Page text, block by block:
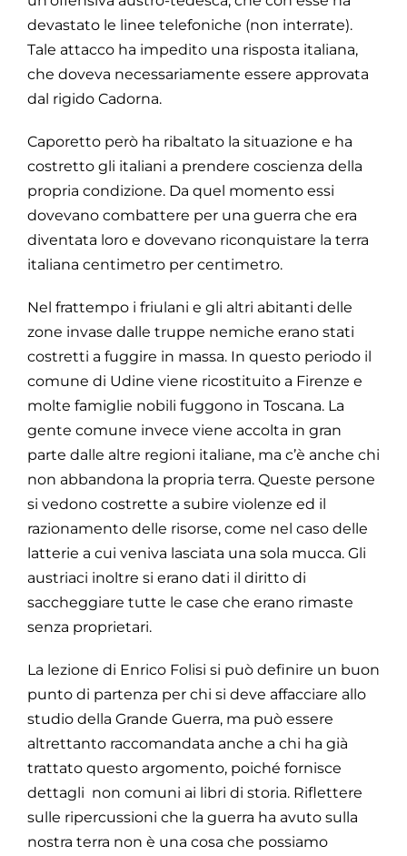
devastato le linee telefoniche (non interrate).
Tale attacco ha impedito una risposta italiana,
che doveva necessariamente essere approvata
dal rigido Cadorna.
Caporetto però ha ribaltato la situazione e ha
costretto gli italiani a prendere coscienza della
propria condizione. Da quel momento essi
dovevano combattere per una guerra che era
diventata loro e dovevano riconquistare la terra
italiana centimetro per centimetro.
Nel frattempo i friulani e gli altri abitanti delle
zone invase dalle truppe nemiche erano stati
costretti a fuggire in massa. In questo periodo il
comune di Udine viene ricostituito a Firenze e
molte famiglie nobili fuggono in Toscana. La
gente comune invece viene accolta in gran
parte dalle altre regioni italiane, ma c’è anche chi
non abbandona la propria terra. Queste persone
si vedono costrette a subire violenze ed il
razionamento delle risorse, come nel caso delle
latterie a cui veniva lasciata una sola mucca. Gli
austriaci inoltre si erano dati il diritto di
saccheggiare tutte le case che erano rimaste
senza proprietari.
La lezione di Enrico Folisi si può definire un buon
punto di partenza per chi si deve affacciare allo
studio della Grande Guerra, ma può essere
altrettanto raccomandata anche a chi ha già
trattato questo argomento, poiché fornisce
dettagli non comuni ai libri di storia. Riflettere
sulle ripercussioni che la guerra ha avuto sulla
nostra terra non è una cosa che possiamo